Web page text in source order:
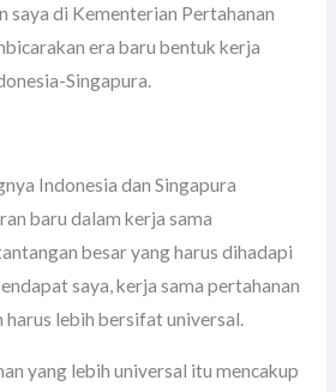
saya di Kementerian Pertahanan
era baru bentuk kerja
Singapura.
Indonesia dan Singapura
baru dalam kerja sama
besar yang harus dihadapi
saya, kerja sama pertahanan
lebih bersifat universal.
yang lebih universal itu mencakup